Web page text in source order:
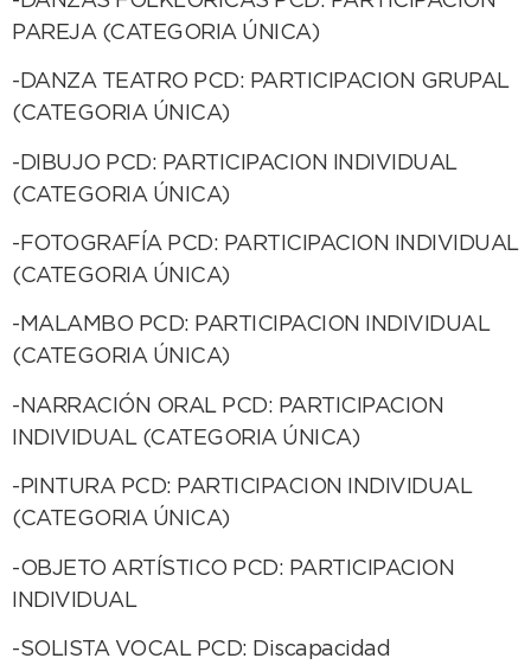
PAREJA (CATEGORIA ÚNICA)
-DANZA TEATRO PCD: PARTICIPACION GRUPAL
(CATEGORIA ÚNICA)
-DIBUJO PCD: PARTICIPACION INDIVIDUAL
(CATEGORIA ÚNICA)
-FOTOGRAFÍA PCD: PARTICIPACION INDIVIDUAL
(CATEGORIA ÚNICA)
-MALAMBO PCD: PARTICIPACION INDIVIDUAL
(CATEGORIA ÚNICA)
-NARRACIÓN ORAL PCD: PARTICIPACION
INDIVIDUAL (CATEGORIA ÚNICA)
-PINTURA PCD: PARTICIPACION INDIVIDUAL
(CATEGORIA ÚNICA)
-OBJETO ARTÍSTICO PCD: PARTICIPACION
INDIVIDUAL
-SOLISTA VOCAL PCD: Discapacidad